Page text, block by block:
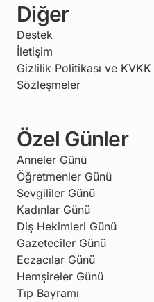
Diğer
Destek
İletişim
Gizlilik Politikası ve KVKK
Sözleşmeler
Özel Günler
Anneler Günü
Öğretmenler Günü
Sevgililer Günü
Kadınlar Günü
Diş Hekimleri Günü
Gazeteciler Günü
Eczacılar Günü
Hemşireler Günü
Tıp Bayramı